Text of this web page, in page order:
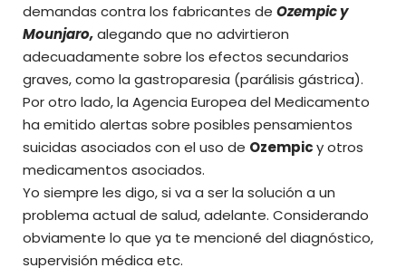
demandas contra los fabricantes de Ozempic y
Mounjaro,alegando que no advirtieron
adecuadamente sobre los efectos secundarios
graves, como la gastroparesia (parálisis gástrica).
Por otro lado, la Agencia Europea del Medicamento
ha emitido alertas sobre posibles pensamientos
suicidas asociados con el uso de Ozempicy otros
medicamentos asociados.
Yo siempre les digo, si va a ser la solución a un
problema actual de salud, adelante. Considerando
obviamente lo que ya te mencioné del diagnóstico,
supervisión médica etc.